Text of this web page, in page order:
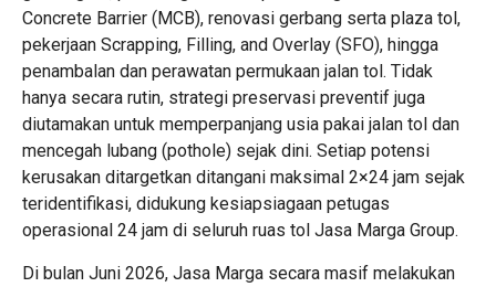
Concrete Barrier (MCB), renovasi gerbang serta plaza tol,
pekerjaan Scrapping, Filling, and Overlay (SFO), hingga
penambalan dan perawatan permukaan jalan tol. Tidak
hanya secara rutin, strategi preservasi preventif juga
diutamakan untuk memperpanjang usia pakai jalan tol dan
mencegah lubang (pothole) sejak dini. Setiap potensi
kerusakan ditargetkan ditangani maksimal 2×24 jam sejak
teridentifikasi, didukung kesiapsiagaan petugas
operasional 24 jam di seluruh ruas tol Jasa Marga Group.
Di bulan Juni 2026, Jasa Marga secara masif melakukan